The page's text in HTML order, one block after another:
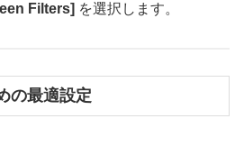
Filters] を選択します。
の最適設定